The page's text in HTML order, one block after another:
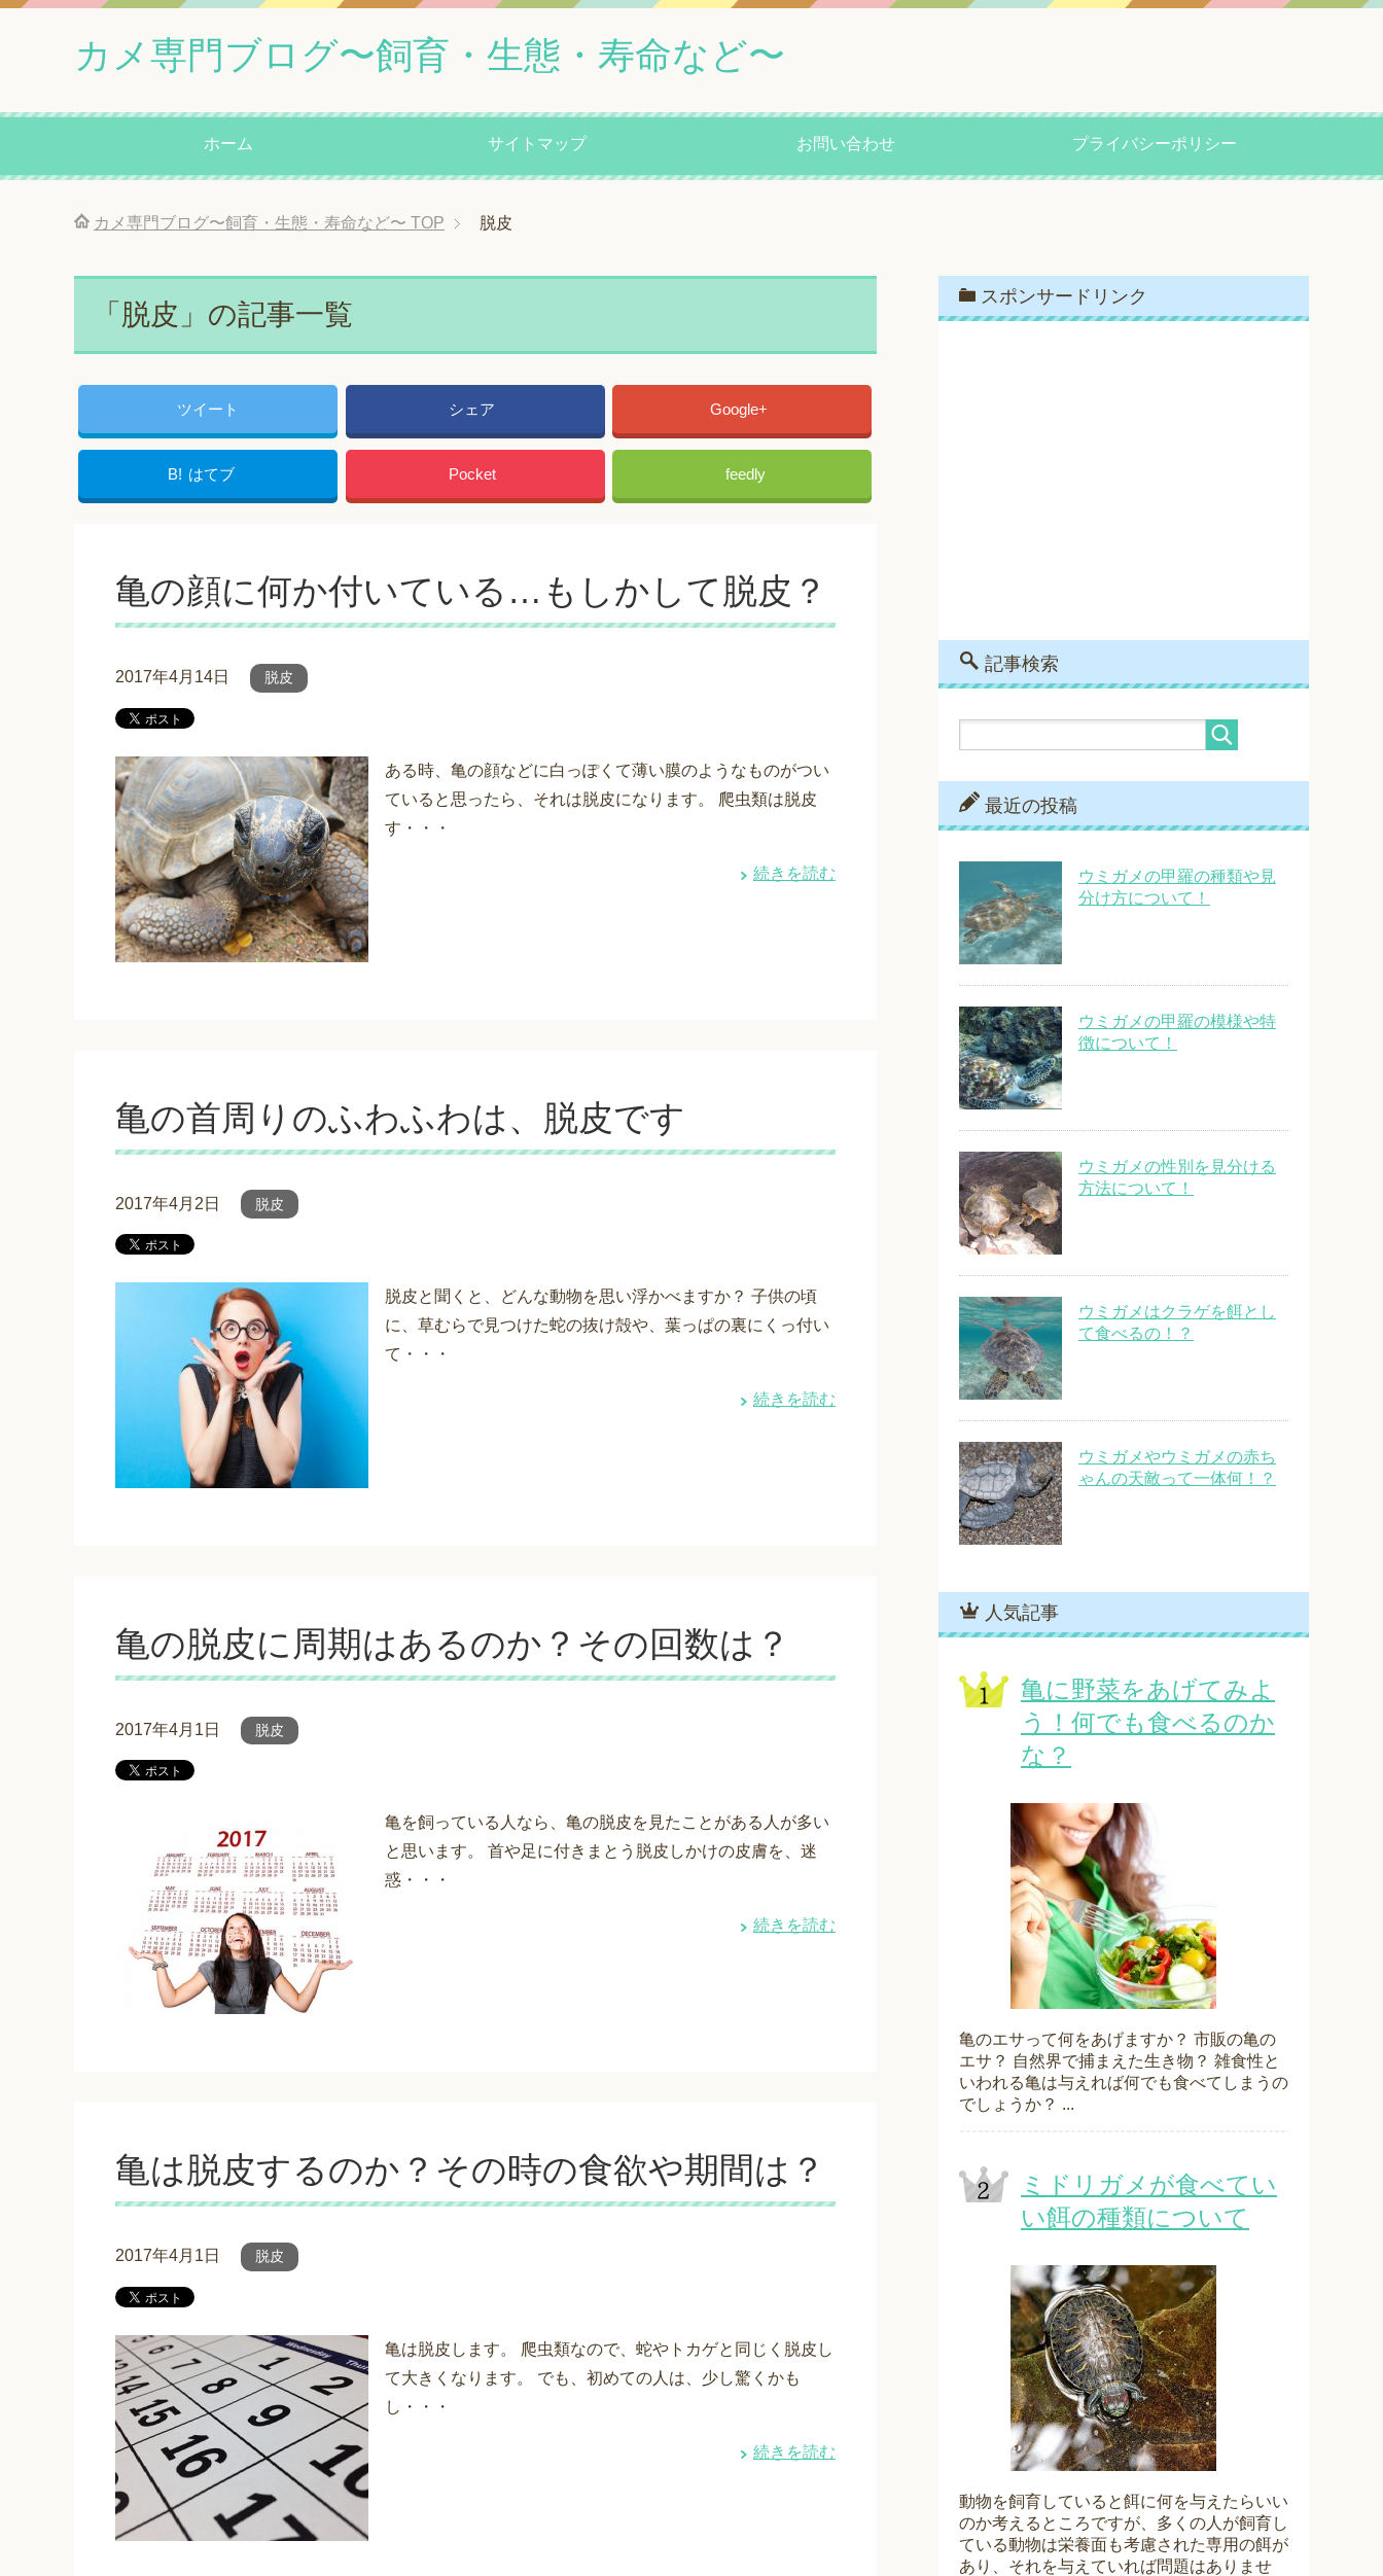
カメ専門ブログ〜飼育・生態・寿命など〜
ホーム サイトマップ お問い合わせ プライバシーポリシー
カメ専門ブログ〜飼育・生態・寿命など〜 TOP 脱皮
「脱皮」の記事一覧
ツイート シェア Google+
B! はてブ Pocket feedly
亀の顔に何か付いている…もしかして脱皮？
2017年4月14日 脱皮
ある時、亀の顔などに白っぽくて薄い膜のようなものがつい
ていると思ったら、それは脱皮になります。 爬虫類は脱皮
す・・・
続きを読む
亀の首周りのふわふわは、脱皮です
2017年4月2日 脱皮
脱皮と聞くと、どんな動物を思い浮かべますか？ 子供の頃
に、草むらで見つけた蛇の抜け殻や、葉っぱの裏にくっ付い
て・・・
続きを読む
亀の脱皮に周期はあるのか？その回数は？
2017年4月1日 脱皮
亀を飼っている人なら、亀の脱皮を見たことがある人が多い
と思います。 首や足に付きまとう脱皮しかけの皮膚を、迷
惑・・・
続きを読む
亀は脱皮するのか？その時の食欲や期間は？
2017年4月1日 脱皮
亀は脱皮します。 爬虫類なので、蛇やトカゲと同じく脱皮し
て大きくなります。 でも、初めての人は、少し驚くかも
し・・・
続きを読む
スポンサードリンク
記事検索
最近の投稿
ウミガメの甲羅の種類や見
分け方について！
ウミガメの甲羅の模様や特
徴について！
ウミガメの性別を見分ける
方法について！
ウミガメはクラゲを餌とし
て食べるの！？
ウミガメやウミガメの赤ち
ゃんの天敵って一体何！？
人気記事
亀に野菜をあげてみよ
う！何でも食べるのか
な？
亀のエサって何をあげますか？ 市販の亀の
エサ？ 自然界で捕まえた生き物？ 雑食性と
いわれる亀は与えれば何でも食べてしまうの
でしょうか？ ...
ミドリガメが食べてい
い餌の種類について
動物を飼育していると餌に何を与えたらいい
のか考えるところですが、多くの人が飼育し
ている動物は栄養面も考慮された専用の餌が
あり、それを与えていれば問題はありませ